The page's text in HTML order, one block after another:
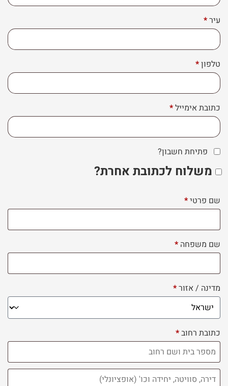
סוויטה,
יחידה
וכו'
עיר*
טלפון*
כתובת אימייל*
פתיחת חשבון?
משלוח לכתובת אחרת?
שם פרטי*
שם משפחה *
מדינה / אזור*
כתובת רחוב*
דירה,